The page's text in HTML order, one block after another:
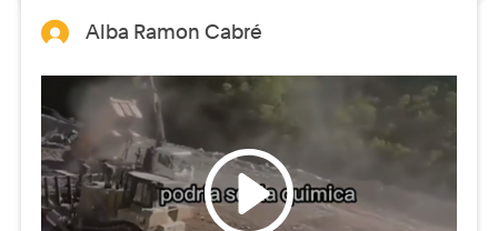
Alba Ramon Cabré